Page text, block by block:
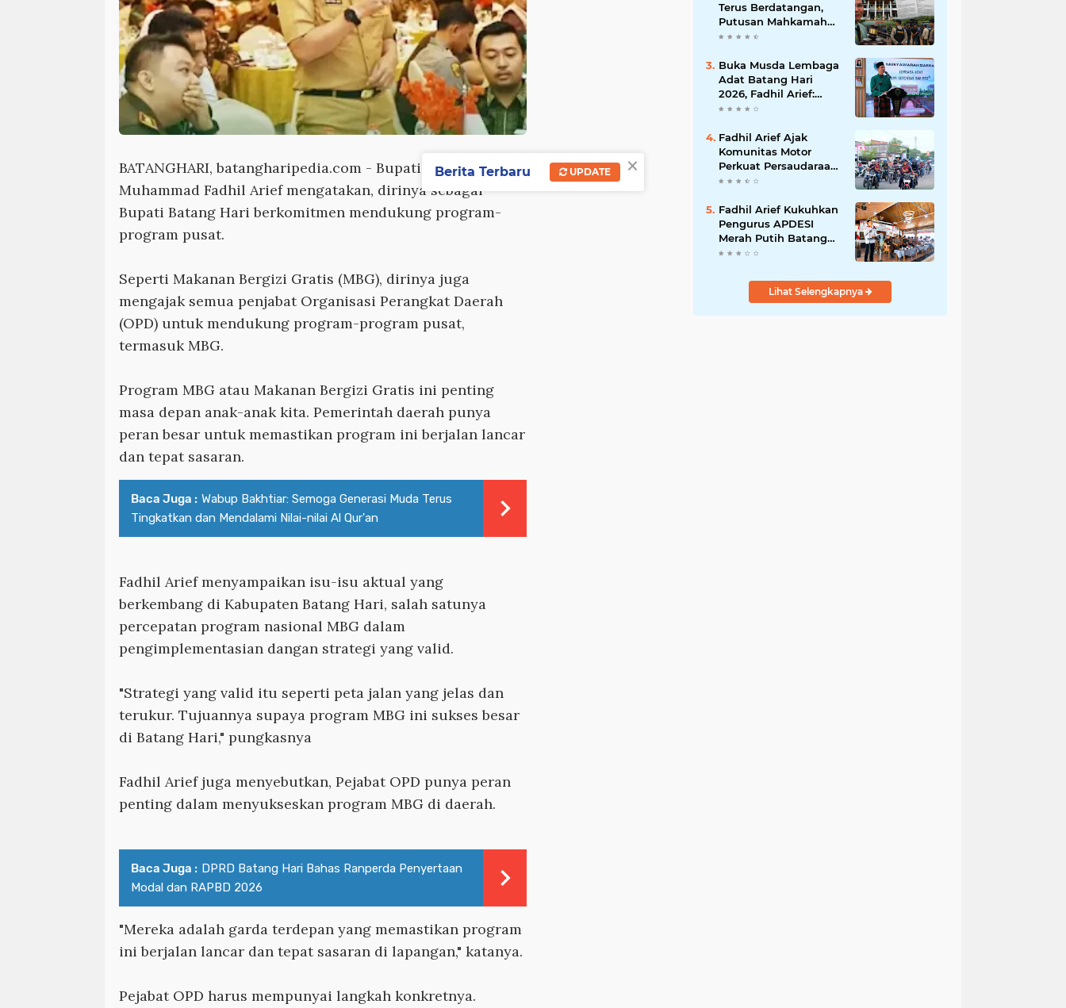
BATANGHARI, batangharipedia.com - Bupati Batang Hari
Muhammad Fadhil Arief mengatakan, dirinya sebagai
Bupati Batang Hari berkomitmen mendukung program-
program pusat.
Seperti Makanan Bergizi Gratis (MBG), dirinya juga
mengajak semua penjabat Organisasi Perangkat Daerah
(OPD) untuk mendukung program-program pusat,
termasuk MBG.
Program MBG atau Makanan Bergizi Gratis ini penting
masa depan anak-anak kita. Pemerintah daerah punya
peran besar untuk memastikan program ini berjalan lancar
dan tepat sasaran.
Baca Juga : Wabup Bakhtiar: Semoga Generasi Muda Terus
Tingkatkan dan Mendalami Nilai-nilai Al Qur'an
Fadhil Arief menyampaikan isu-isu aktual yang
berkembang di Kabupaten Batang Hari, salah satunya
percepatan program nasional MBG dalam
pengimplementasian dangan strategi yang valid.
"Strategi yang valid itu seperti peta jalan yang jelas dan
terukur. Tujuannya supaya program MBG ini sukses besar
di Batang Hari," pungkasnya
Fadhil Arief juga menyebutkan, Pejabat OPD punya peran
penting dalam menyukseskan program MBG di daerah.
Baca Juga : DPRD Batang Hari Bahas Ranperda Penyertaan
Modal dan RAPBD 2026
"Mereka adalah garda terdepan yang memastikan program
ini berjalan lancar dan tepat sasaran di lapangan," katanya.
Pejabat OPD harus mempunyai langkah konkretnya.
Terus Berdatangan,
Putusan Mahkamah
Agung Sudah Final,
Belum Dilaksanakan?
Buka Musda Lembaga
Adat Batang Hari
2026, Fadhil Arief:
Adat Adalah Benteng
Muda
Fadhil Arief Ajak
Komunitas Motor
Perkuat Persaudaraan
dan Budaya Tertib
Fadhil Arief Kukuhkan
Pengurus APDESI
Merah Putih Batang
Hari, Iknak Nahkodai
Lihat Selengkapnya
×
Berita Terbaru UPDATE